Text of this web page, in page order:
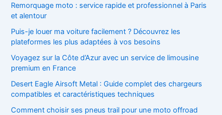
Remorquage moto : service rapide et professionnel à Paris
et alentour
Puis-je louer ma voiture facilement ? Découvrez les
plateformes les plus adaptées à vos besoins
Voyagez sur la Côte d’Azur avec un service de limousine
premium en France
Desert Eagle Airsoft Metal : Guide complet des chargeurs
compatibles et caractéristiques techniques
Comment choisir ses pneus trail pour une moto offroad